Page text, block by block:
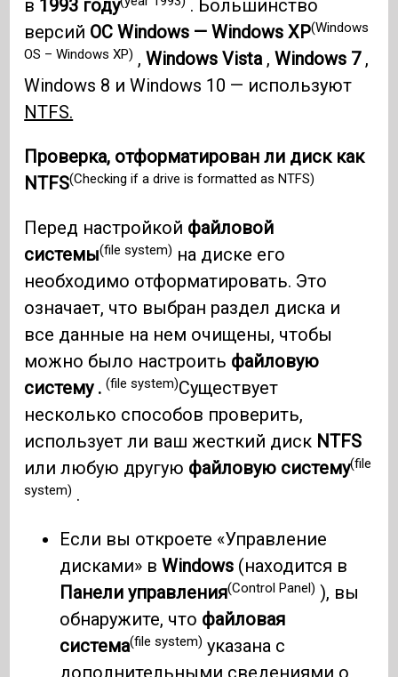
в 1993 году
. Большинство
версий ОС Windows — Windows XP(Windows
OS – Windows XP) ,Windows Vista,Windows 7,
Windows 8 и Windows 10 — используют
NTFS.
Проверка, отформатирован ли диск как
NTFS(Checking if a drive is formatted as NTFS)
Перед настройкой файловой
системы(file system) на диске его
необходимо отформатировать. Это
означает, что выбран раздел диска и
все данные на нем очищены, чтобы
можно было настроить файловую
систему .(file system)Существует
несколько способов проверить,
использует ли ваш жесткий диск NTFS
или любую другую файловую систему(file
system) .
Если вы откроете «Управление
дисками» вWindows (находится в
Панели управления(Control Panel) ), вы
обнаружите, что файловая
система(file system) указана с